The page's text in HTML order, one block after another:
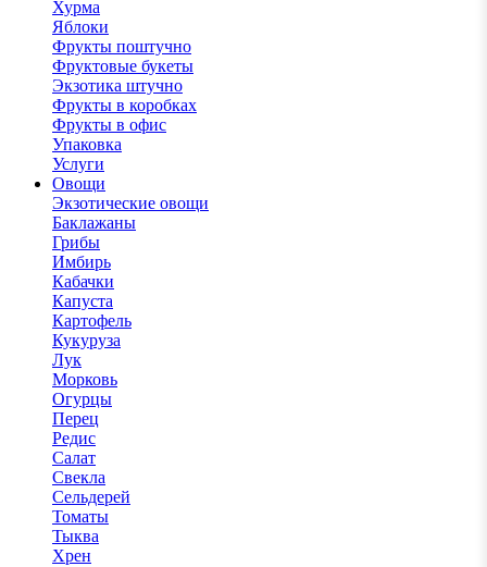
Хурма
Яблоки
Фрукты поштучно
Фруктовые букеты
Экзотика штучно
Фрукты в коробках
Фрукты в офис
Упаковка
Услуги
Овощи
Экзотические овощи
Баклажаны
Грибы
Имбирь
Кабачки
Капуста
Картофель
Кукуруза
Лук
Морковь
Огурцы
Перец
Редис
Салат
Свекла
Сельдерей
Томаты
Тыква
Хрен